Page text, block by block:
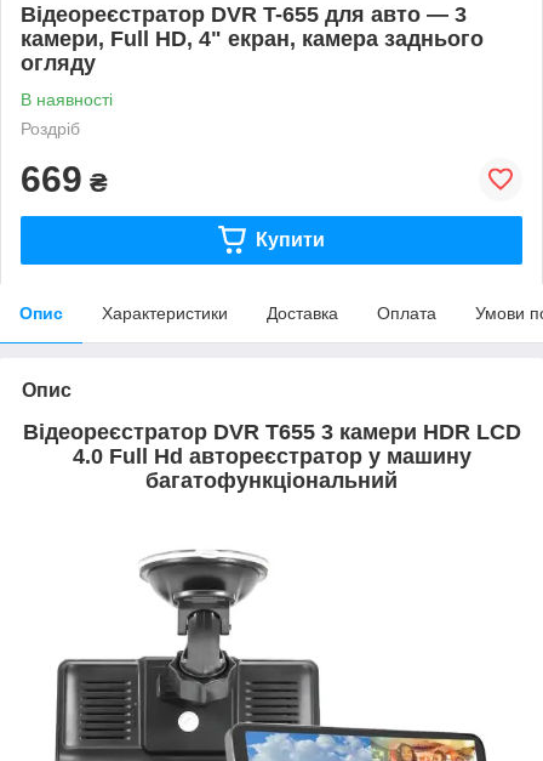
Відеореєстратор DVR T-655 для авто — 3
камери, Full HD, 4" екран, камера заднього
огляду
В наявності
Роздріб
669 ₴
Купити
Опис Характеристики Доставка Оплата Умови
Опис
Відеореєстратор DVR T655 3 камери HDR LCD
4.0 Full Hd автореєстратор у машину
багатофункціональний